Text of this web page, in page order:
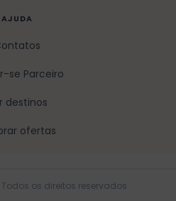
AJUDA
se Parceiro
destinos
ofertas
os direitos reservados